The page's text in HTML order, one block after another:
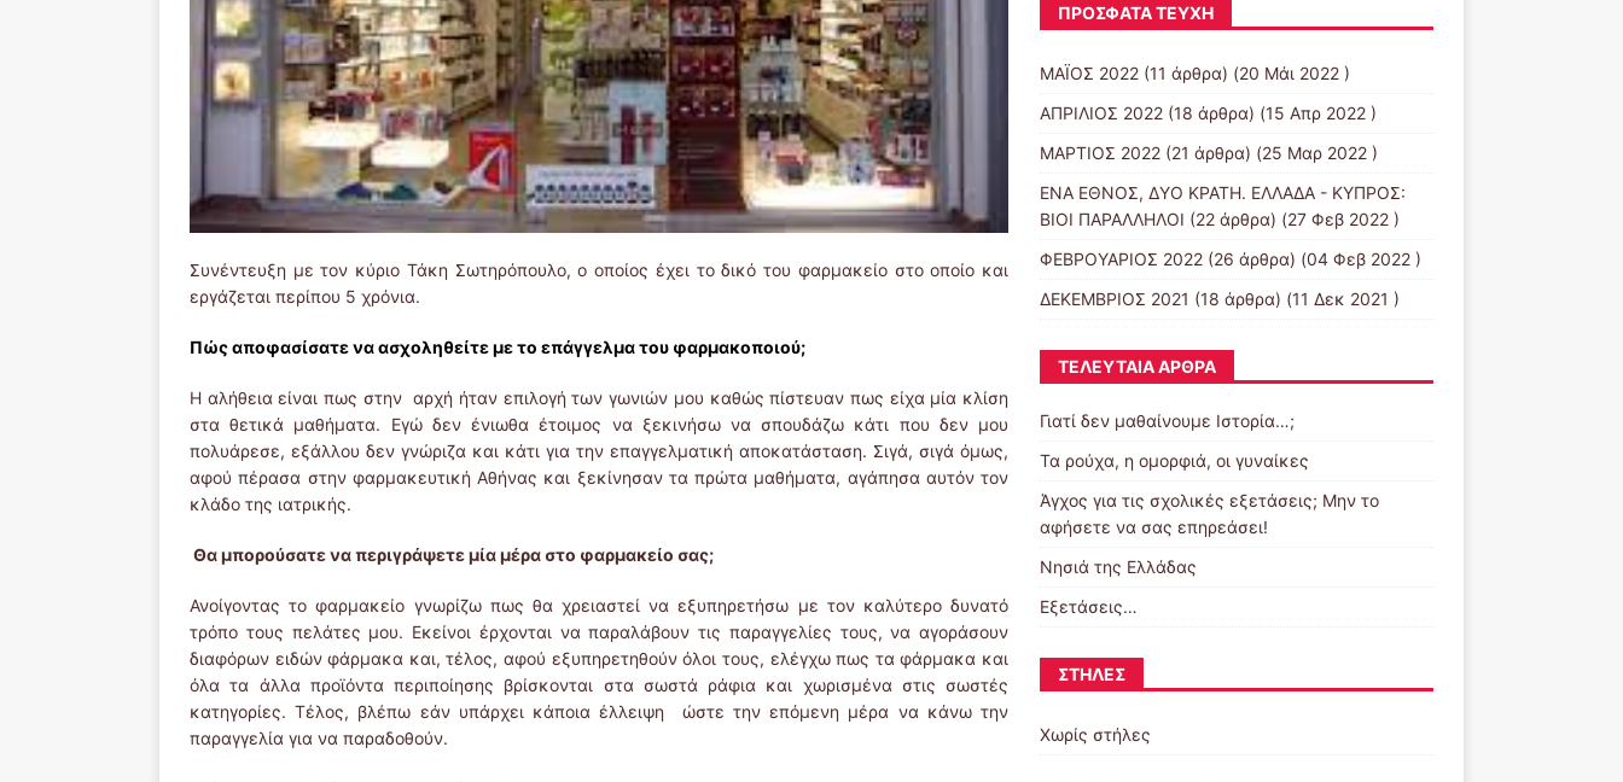
Συνέντευξη με τον κύριο Τάκη Σωτηρόπουλο, ο οποίος έχει το δικό του φαρμακείο στο οποίο και
εργάζεται περίπου 5 χρόνια.
Πώς αποφασίσατε να ασχοληθείτε με το επάγγελμα του φαρμακοποιού;
Η αλήθεια είναι πως στην αρχή ήταν επιλογή των γωνιών μου καθώς πίστευαν πως είχα μία κλίση
στα θετικά μαθήματα. Εγώ δεν ένιωθα έτοιμος να ξεκινήσω να σπουδάζω κάτι που δεν μου
πολυάρεσε, εξάλλου δεν γνώριζα και κάτι για την επαγγελματική αποκατάσταση. Σιγά, σιγά όμως,
αφού πέρασα στην φαρμακευτική Αθήνας και ξεκίνησαν τα πρώτα μαθήματα, αγάπησα αυτόν τον
κλάδο της ιατρικής.
Θα μπορούσατε να περιγράψετε μία μέρα στο φαρμακείο σας;
Ανοίγοντας το φαρμακείο γνωρίζω πως θα χρειαστεί να εξυπηρετήσω με τον καλύτερο δυνατό
τρόπο τους πελάτες μου. Εκείνοι έρχονται να παραλάβουν τις παραγγελίες τους, να αγοράσουν
διαφόρων ειδών φάρμακα και, τέλος, αφού εξυπηρετηθούν όλοι τους, ελέγχω πως τα φάρμακα και
όλα τα άλλα προϊόντα περιποίησης βρίσκονται στα σωστά ράφια και χωρισμένα στις σωστές
κατηγορίες. Τέλος, βλέπω εάν υπάρχει κάποια έλλειψη ώστε την επόμενη μέρα να κάνω την
παραγγελία για να παραδοθούν.
ΠΡΌΣΦΑΤΑ ΤΕΎΧΗ
ΜΑΪΟΣ 2022(11 άρθρα) (20 Μάι 2022 )
ΑΠΡΙΛΙΟΣ 2022(18 άρθρα) (15 Απρ 2022 )
ΜΑΡΤΙΟΣ 2022(21 άρθρα) (25 Μαρ 2022 )
ΕΝΑ ΕΘΝΟΣ, ΔΥΟ ΚΡΑΤΗ. ΕΛΛΑΔΑ - ΚΥΠΡΟΣ:
ΒΙΟΙ ΠΑΡΑΛΛΗΛΟΙ (22 άρθρα) (27 Φεβ 2022 )
ΦΕΒΡΟΥΑΡΙΟΣ 2022(26 άρθρα) (04 Φεβ 2022 )
ΔΕΚΕΜΒΡΙΟΣ 2021 (18 άρθρα) (11 Δεκ 2021 )
ΤΕΛΕΥΤΑΊΑ ΆΡΘΡΑ
Γιατί δεν μαθαίνουμε Ιστορία…;
Τα ρούχα, η ομορφιά, οι γυναίκες
Άγχος για τις σχολικές εξετάσεις; Μην το
αφήσετε να σας επηρεάσει!
Νησιά της Ελλάδας
Εξετάσεις…
ΣΤΉΛΕΣ
Χωρίς στήλες